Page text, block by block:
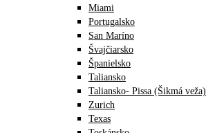
Miami
Portugalsko
San Maríno
Švajčiarsko
Španielsko
Taliansko
Taliansko- Pissa (Šikmá veža)
Zurich
Texas